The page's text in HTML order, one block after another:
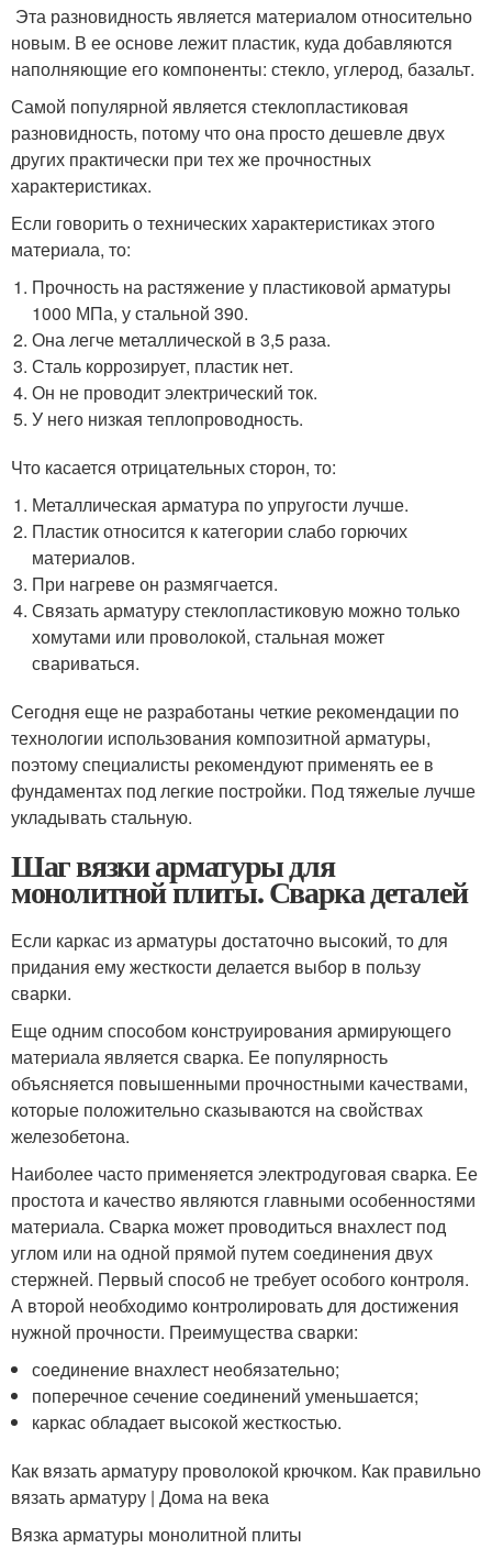
Эта разновидность является материалом относительно
новым. В ее основе лежит пластик, куда добавляются
наполняющие его компоненты: стекло, углерод, базальт.
Самой популярной является стеклопластиковая
разновидность, потому что она просто дешевле двух
других практически при тех же прочностных
характеристиках.
Если говорить о технических характеристиках этого
материала, то:
Прочность на растяжение у пластиковой арматуры
1000 МПа, у стальной 390.
Она легче металлической в 3,5 раза.
Сталь коррозирует, пластик нет.
Он не проводит электрический ток.
У него низкая теплопроводность.
Что касается отрицательных сторон, то:
Металлическая арматура по упругости лучше.
Пластик относится к категории слабо горючих
материалов.
При нагреве он размягчается.
Связать арматуру стеклопластиковую можно только
хомутами или проволокой, стальная может
свариваться.
Сегодня еще не разработаны четкие рекомендации по
технологии использования композитной арматуры,
поэтому специалисты рекомендуют применять ее в
фундаментах под легкие постройки. Под тяжелые лучше
укладывать стальную.
Шаг вязки арматуры для
монолитной плиты. Сварка деталей
Если каркас из арматуры достаточно высокий, то для
придания ему жесткости делается выбор в пользу
сварки.
Еще одним способом конструирования армирующего
материала является сварка. Ее популярность
объясняется повышенными прочностными качествами,
которые положительно сказываются на свойствах
железобетона.
Наиболее часто применяется электродуговая сварка. Ее
простота и качество являются главными особенностями
материала. Сварка может проводиться внахлест под
углом или на одной прямой путем соединения двух
стержней. Первый способ не требует особого контроля.
А второй необходимо контролировать для достижения
нужной прочности. Преимущества сварки:
соединение внахлест необязательно;
поперечное сечение соединений уменьшается;
каркас обладает высокой жесткостью.
Как вязать арматуру проволокой крючком. Как правильно
вязать арматуру | Дома на века
Вязка арматуры монолитной плиты